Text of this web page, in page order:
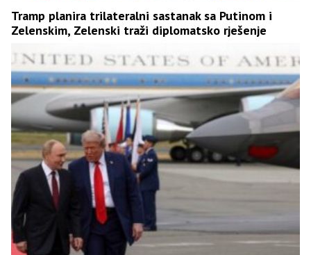
Tramp planira trilateralni sastanak sa Putinom i
Zelenskim, Zelenski traži diplomatsko rješenje